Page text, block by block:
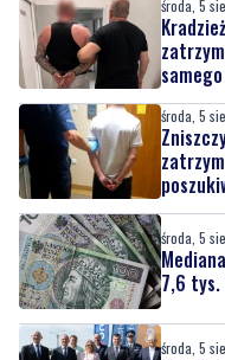
środa, 5
środa, 5
7,6 tys.
środa, 5